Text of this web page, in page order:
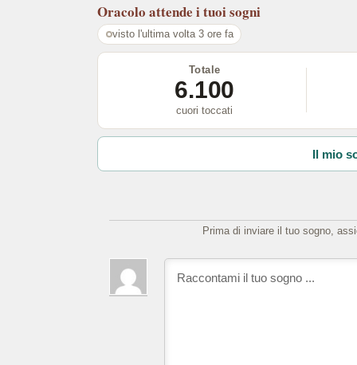
Oracolo attende i tuoi sogni
visto l'ultima volta 3 ore fa
Totale
6.100
cuori toccati
Il mio
Prima di inviare il tuo sogno,